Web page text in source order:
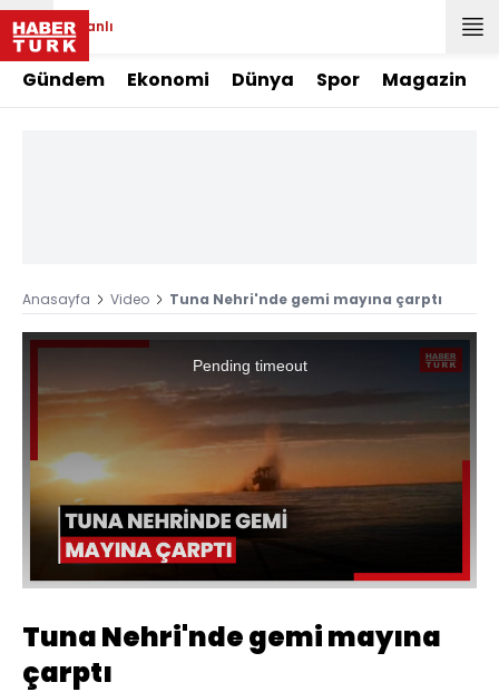
Canlı
Gündem Ekonomi Dünya Spor Magazin
Anasayfa Video Tuna Nehri'nde gemi mayına çarptı
Pending timeout
Tuna Nehri'nde gemi mayına
çarptı